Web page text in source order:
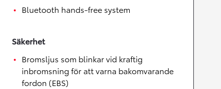
Bluetooth hands-free system
Säkerhet
Bromsljus som blinkar vid kraftig
inbromsning för att varna bakomvarande
fordon (EBS)